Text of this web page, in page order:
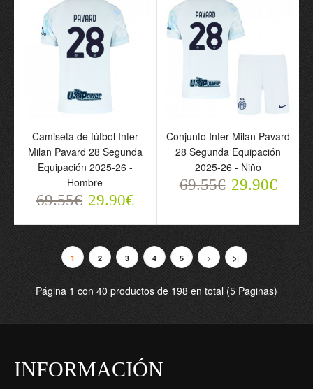
Conjunto Portero Inter
Milan 2025-26 Naranja -
Niño
69.55€ 29.90€
Conjunto Portero Inter
Milan 2025-26 Amarilla -
Niño
69.55€
Camiseta de fútbol Inter
Milan Pavard 28 Segunda
Equipación 2025-26 -
Hombre
69.55€ 29.90€
Conjunto Inter Milan Pavard
28 Segunda Equipación
2025-26 - Niño
69.55€ 29.90€
1 2 3 4 5 > >|
Página 1 con 40 productos de 198 en total (5 Paginas)
INFORMACIÓN